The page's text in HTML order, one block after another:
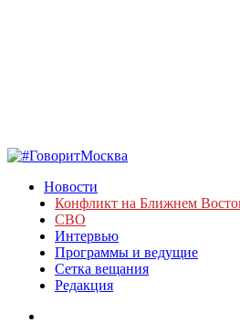
Новости
Конфликт на Ближнем
СВО
Интервью
Программы и ведущие
Сетка вещания
Редакция